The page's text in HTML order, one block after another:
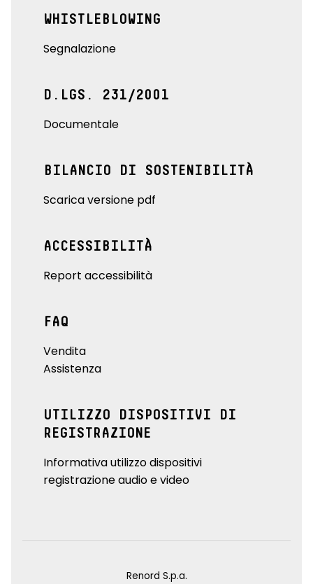
WHISTLEBLOWING
Segnalazione
D.LGS. 231/2001
Documentale
BILANCIO DI SOSTENIBILITÀ
Scarica versione pdf
ACCESSIBILITÀ
Report accessibilità
FAQ
Vendita
Assistenza
UTILIZZO DISPOSITIVI DI
REGISTRAZIONE
Informativa utilizzo dispositivi
registrazione audio e video
Renord S.p.a.